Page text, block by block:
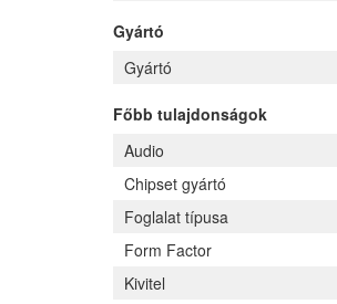
Gyártó
Gyártó
Főbb tulajdonságok
Audio
Chipset gyártó
Foglalat típusa
Form Factor
Kivitel